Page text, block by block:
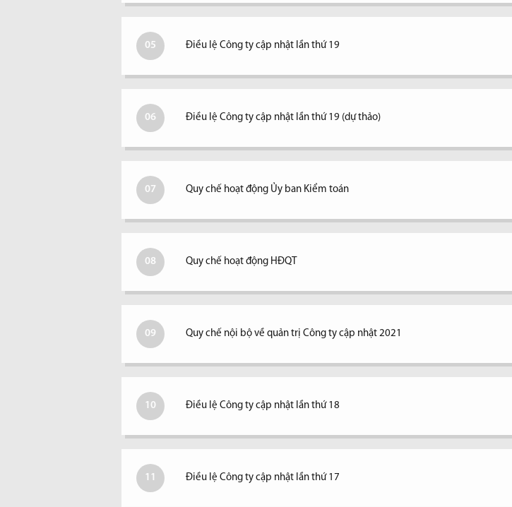
05 Điều lệ Công ty cập nhật lần thứ 19
06 Điều lệ Công ty cập nhật lần thứ 19 (dự thảo)
07 Quy chế hoạt động Ủy ban Kiểm toán
08 Quy chế hoạt động HĐQT
09 Quy chế nội bộ về quản trị Công ty cập nhật 2021
10 Điều lệ Công ty cập nhật lần thứ 18
11 Điều lệ Công ty cập nhật lần thứ 17